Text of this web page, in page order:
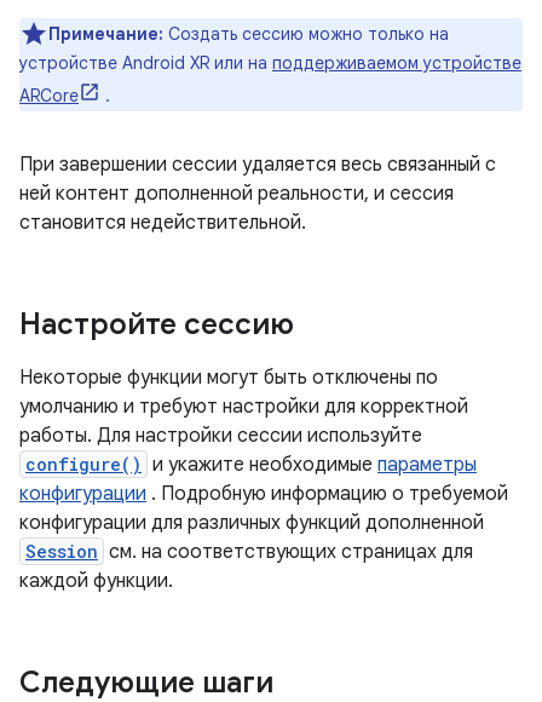
Примечание: Создать сессию можно только на
устройстве Android XR или на поддерживаемом устройстве
ARCore
.
При завершении сессии удаляется весь связанный с
ней контент дополненной реальности, и сессия
становится недействительной.
Настройте сессию
Некоторые функции могут быть отключены по
умолчанию и требуют настройки для корректной
работы. Для настройки сессии используйте
configure() и укажите необходимые параметры
конфигурации . Подробную информацию о требуемой
конфигурации для различных функций дополненной
Session см. на соответствующих страницах для
каждой функции.
Следующие шаги